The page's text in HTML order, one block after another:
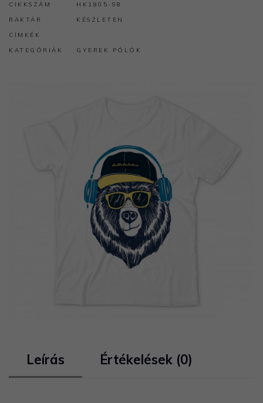
CIKKSZÁM
HK1805-98
RAKTÁR
KÉSZLETEN
CÍMKÉK
KATEGÓRIÁK
GYEREK PÓLÓK
Leírás Értékelések (0)